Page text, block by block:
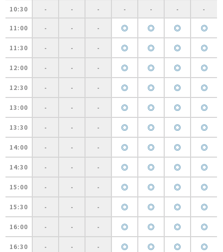
10:30 - - - - - - -
11:00 - - - ◎ ◎ ◎ ◎
11:30 - - - ◎ ◎ ◎ ◎
12:00 - - - ◎ ◎ ◎ ◎
12:30 - - - ◎ ◎ ◎ ◎
13:00 - - - ◎ ◎ ◎ ◎
13:30 - - - ◎ ◎ ◎ ◎
14:00 - - - ◎ ◎ ◎ ◎
14:30 - - - ◎ ◎ ◎ ◎
15:00 - - - ◎ ◎ ◎ ◎
15:30 - - - ◎ ◎ ◎ ◎
16:00 - - - ◎ ◎ ◎ ◎
16:30 - - - ◎ ◎ ◎ ◎